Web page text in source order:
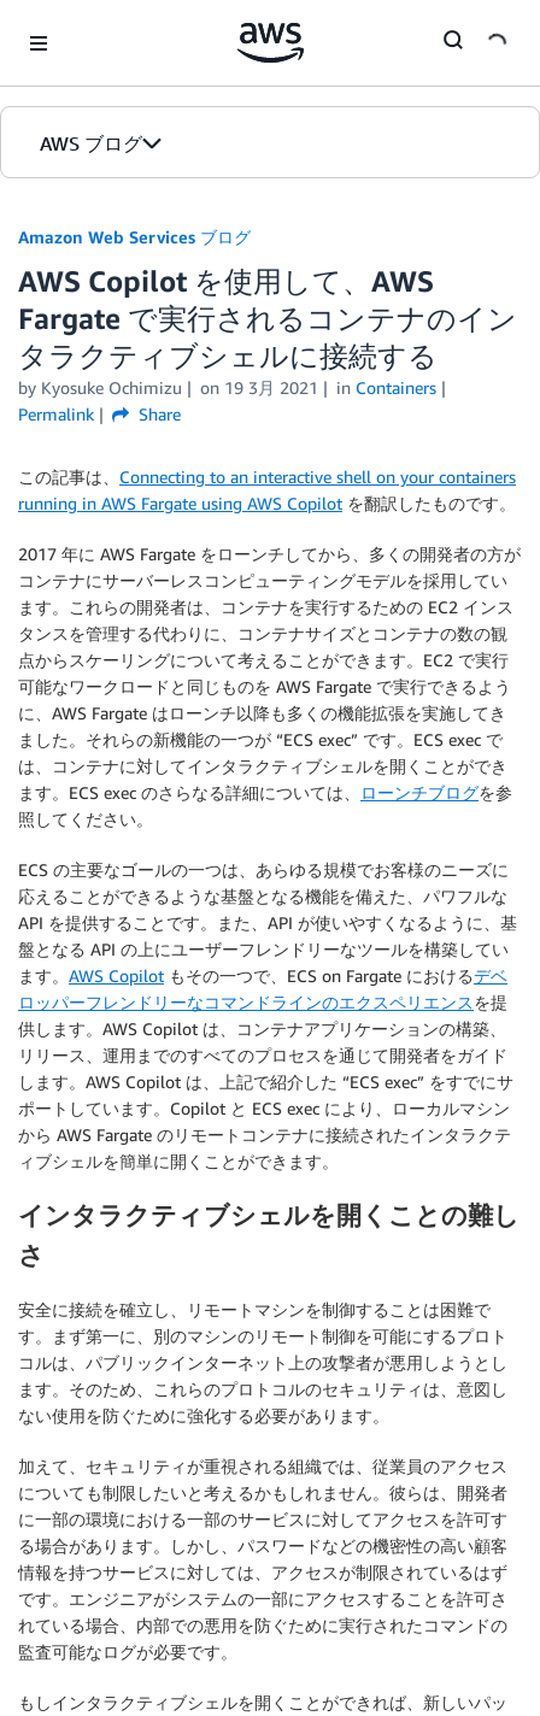
AWS ブログ
カテゴリ
エディション
Amazon Web Services ブログ
AWS Copilot を使用して、AWS
Fargate で実行されるコンテナのイン
タラクティブシェルに接続する
by Kyosuke Ochimizu on 19 3月 2021 in Containers
Permalink
Share
この記事は、 Connecting to an interactive shell on your containers
running in AWS Fargate using AWS Copilot を翻訳したものです。
2017 年に AWS Fargate をローンチしてから、多くの開発者の方が
コンテナにサーバーレスコンピューティングモデルを採用してい
ます。これらの開発者は、コンテナを実行するための EC2 インス
タンスを管理する代わりに、コンテナサイズとコンテナの数の観
点からスケーリングについて考えることができます。EC2 で実行
可能なワークロードと同じものを AWS Fargate で実行できるよう
に、AWS Fargate はローンチ以降も多くの機能拡張を実施してき
ました。それらの新機能の一つが “ECS exec” です。ECS exec で
は、コンテナに対してインタラクティブシェルを開くことができ
ます。ECS exec のさらなる詳細については、
ローンチブログを参
照してください。
ECS の主要なゴールの一つは、あらゆる規模でお客様のニーズに
応えることができるような基盤となる機能を備えた、パワフルな
API を提供することです。また、API が使いやすくなるように、基
盤となる API の上にユーザーフレンドリーなツールを構築してい
ます。 AWS Copilot もその一つで、ECS on Fargate におけるデベ
ロッパーフレンドリーなコマンドラインのエクスペリエンスを提
供します。AWS Copilot は、コンテナアプリケーションの構築、
リリース、運用までのすべてのプロセスを通じて開発者をガイド
します。AWS Copilot は、上記で紹介した “ECS exec” をすでにサ
ポートしています。Copilot と ECS exec により、ローカルマシン
から AWS Fargate のリモートコンテナに接続されたインタラクテ
ィブシェルを簡単に開くことができます。
インタラクティブシェルを開くことの難し
さ
安全に接続を確立し、リモートマシンを制御することは困難で
す。まず第一に、別のマシンのリモート制御を可能にするプロト
コルは、パブリックインターネット上の攻撃者が悪用しようとし
ます。そのため、これらのプロトコルのセキュリティは、意図し
ない使用を防ぐために強化する必要があります。
加えて、セキュリティが重視される組織では、従業員のアクセス
についても制限したいと考えるかもしれません。彼らは、開発者
に一部の環境における一部のサービスに対してアクセスを許可す
る場合があります。しかし、パスワードなどの機密性の高い顧客
情報を持つサービスに対しては、アクセスが制限されているはず
です。エンジニアがシステムの一部にアクセスすることを許可さ
れている場合、内部での悪用を防ぐために実行されたコマンドの
監査可能なログが必要です。
もしインタラクティブシェルを開くことができれば、新しいパッ